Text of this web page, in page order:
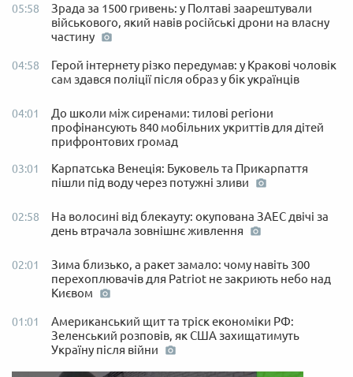
05:58
Зрада за 1500 гривень: у Полтаві заарештували
військового, який навів російські дрони на власну
частину
04:58
Герой інтернету різко передумав: у Кракові чоловік
сам здався поліції після образ у бік українців
04:01
До школи між сиренами: тилові регіони
профінансують 840 мобільних укриттів для дітей
прифронтових громад
03:01
Карпатська Венеція: Буковель та Прикарпаття
пішли під воду через потужні зливи
02:58
На волосині від блекауту: окупована ЗАЕС двічі за
день втрачала зовнішнє живлення
02:01
Зима близько, а ракет замало: чому навіть 300
перехоплювачів для Patriot не закриють небо над
Києвом
01:01
Американський щит та тріск економіки РФ:
Зеленський розповів, як США захищатимуть
Україну після війни